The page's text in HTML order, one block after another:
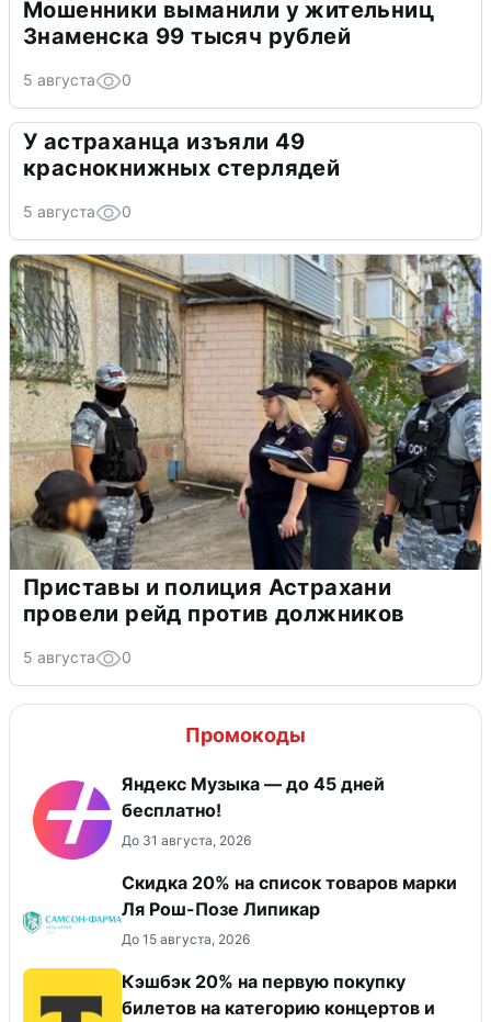
Мошенники выманили у жительниц
Знаменска 99 тысяч рублей
5 августа 0
У астраханца изъяли 49
краснокнижных стерлядей
5 августа 0
Приставы и полиция Астрахани
провели рейд против должников
5 августа 0
Промокоды
Яндекс Музыка — до 45 дней
бесплатно!
До 31 августа, 2026
Скидка 20% на список товаров марки
Ля Рош-Позе Липикар
До 15 августа, 2026
Кэшбэк 20% на первую покупку
билетов на категорию концертов и